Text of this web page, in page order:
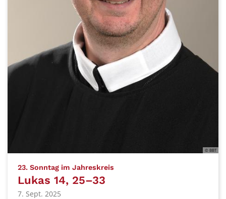
© BBT
23. Sonntag im Jahreskreis
Lukas 14, 25–33
7. Sept. 2025